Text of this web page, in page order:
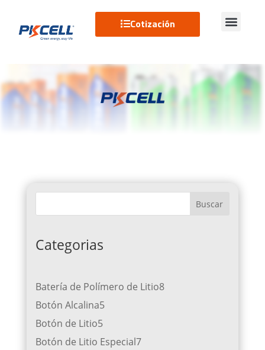
Cotización
Buscar
Categorias
Batería de Polímero de Litio8
Botón Alcalina5
Botón de Litio5
Botón de Litio Especial7